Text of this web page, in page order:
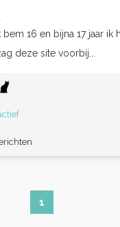
16 en bijna 17 jaar ik
deze site voorbij...
1